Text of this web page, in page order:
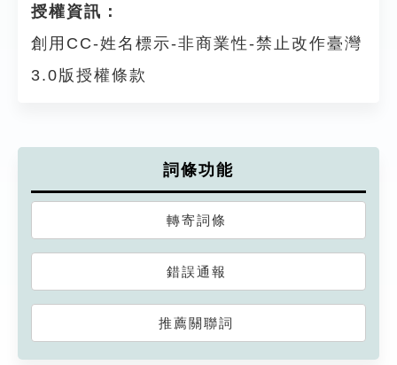
授權資訊：
創用CC-姓名標示-非商業性-禁止改作臺灣
3.0版授權條款
詞條功能
轉寄詞條
錯誤通報
推薦關聯詞